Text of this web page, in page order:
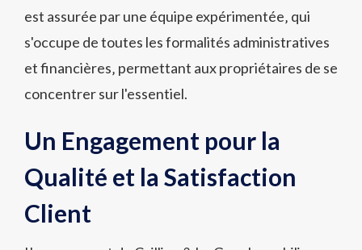
est assurée par une équipe expérimentée‚ qui
s'occupe de toutes les formalités administratives
et financières‚ permettant aux propriétaires de se
concentrer sur l'essentiel.
Un Engagement pour la
Qualité et la Satisfaction
Client